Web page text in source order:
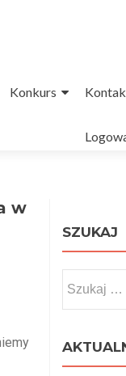
Konkurs
w
SZUKAJ